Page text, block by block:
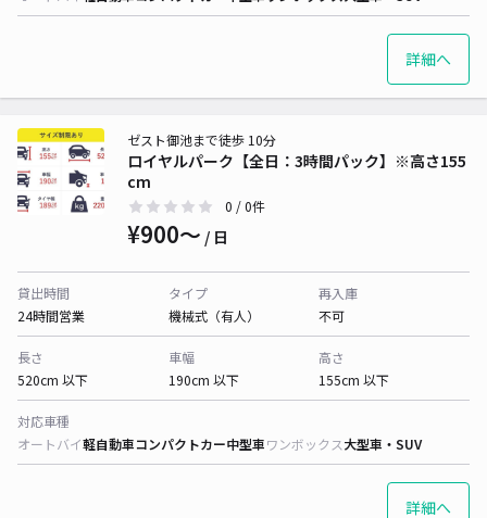
詳細へ
ロイヤルパーク【全日：3時間パック】※高さ155
cm
ゼスト御池まで徒歩 10分
0 / 0件
¥900〜 / 日
貸出時間
24時間営業
タイプ
機械式（有人）
再入庫
不可
長さ
520cm 以下
車幅
190cm 以下
高さ
155cm 以下
対応車種
オートバイ軽自動車コンパクトカー中型車ワンボックス大型車・SUV
詳細へ